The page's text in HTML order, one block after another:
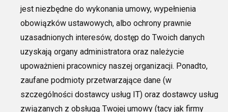
jest niezbędne do wykonania umowy, wypełnienia
obowiązków ustawowych, albo ochrony prawnie
uzasadnionych interesów, dostęp do Twoich danych
uzyskają organy administratora oraz należycie
upoważnieni pracownicy naszej organizacji. Ponadto,
zaufane podmioty przetwarzające dane (w
szczególności dostawcy usług IT) oraz dostawcy usług
związanych z obsługą Twojej umowy (tacy jak firmy